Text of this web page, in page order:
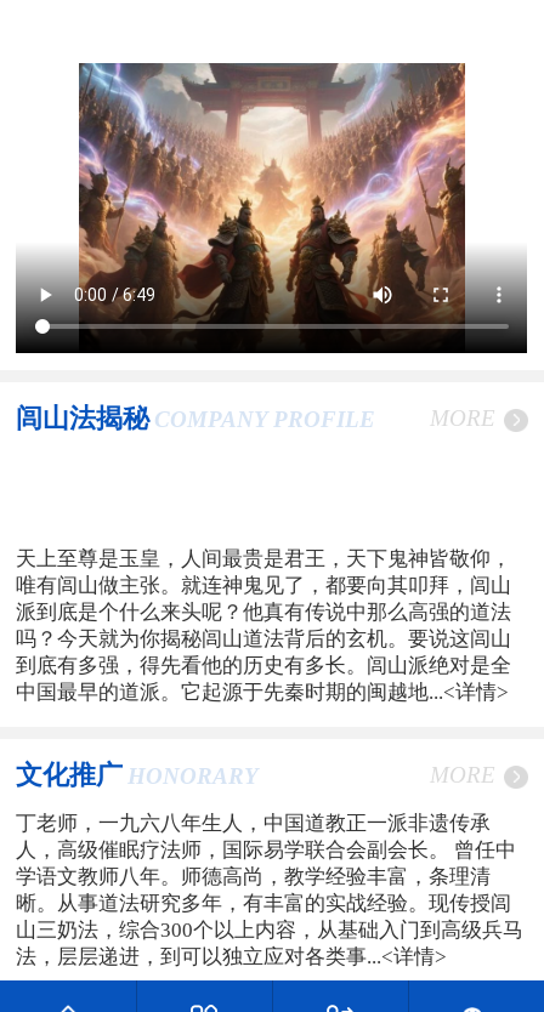
闾山法揭秘 COMPANY PROFILE MORE
天上至尊是玉皇，人间最贵是君王，天下鬼神皆敬仰，
唯有闾山做主张。就连神鬼见了，都要向其叩拜，闾山
派到底是个什么来头呢？他真有传说中那么高强的道法
吗？今天就为你揭秘闾山道法背后的玄机。要说这闾山
到底有多强，得先看他的历史有多长。闾山派绝对是全
中国最早的道派。它起源于先秦时期的闽越地...<详情>
文化推广 HONORARY MORE
丁老师，一九六八年生人，中国道教正一派非遗传承
人，高级催眠疗法师，国际易学联合会副会长。 曾任中
学语文教师八年。师德高尚，教学经验丰富，条理清
晰。从事道法研究多年，有丰富的实战经验。现传授闾
山三奶法，综合300个以上内容，从基础入门到高级兵马
法，层层递进，到可以独立应对各类事...<详情>